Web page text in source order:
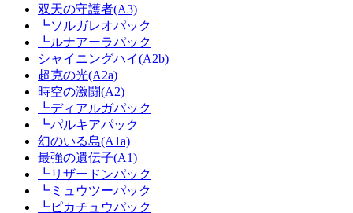
双天の守護者(A3)
┗ソルガレオパック
┗ルナアーラパック
シャイニングハイ(A2b)
超克の光(A2a)
時空の激闘(A2)
┗ディアルガパック
┗パルキアパック
幻のいる島(A1a)
最強の遺伝子(A1)
┗リザードンパック
┗ミュウツーパック
┗ピカチュウパック